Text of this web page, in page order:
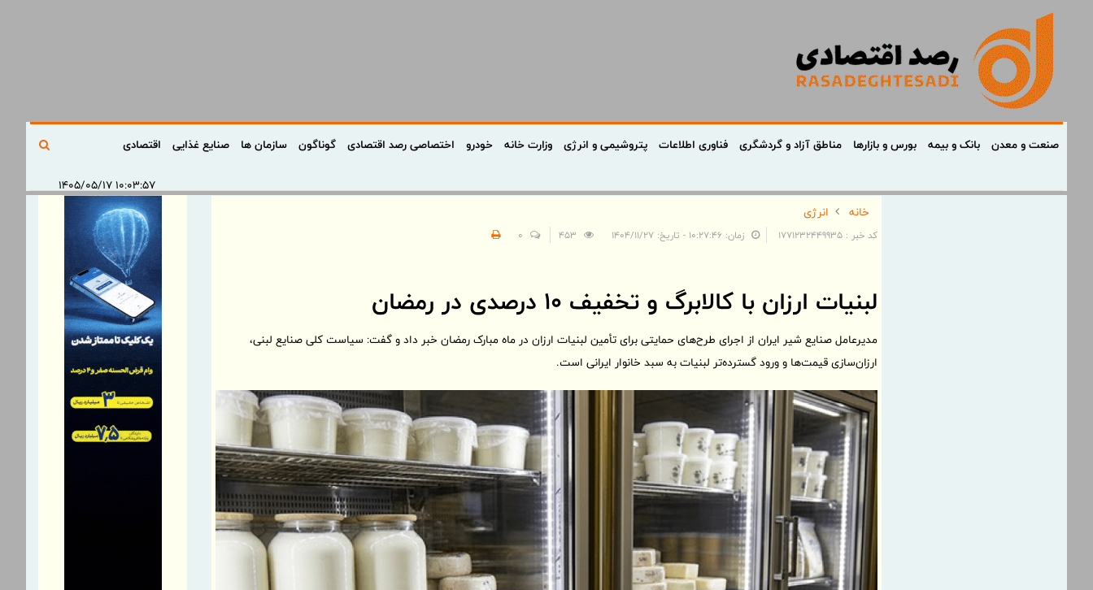
صنعت و معدن بانک و بیمه بورس و بازارها مناطق آزاد و گردشگری فناوری اطلاعات پتروشیمی و انرژی وزارت خانه خودرو اختصاصی رصد اقتصادی گوناگون سازمان ها صنایع غذایی اقتصادی
خانه
انرژی
کد خبر : 1771232449935 زمان: ۱۰:۲۷:۴۶ - تاریخ: ۱۴۰۴/۱۱/۲۷ 0
لبنیات ارزان با کالابرگ و تخفیف ۱۰ درصدی در رمضان
مدیرعامل صنایع شیر ایران از اجرای طرح‌های حمایتی برای تأمین لبنیات ارزان در ماه مبارک رمضان خبر داد و گفت: سیاست کلی صنایع لبنی،
ارزان‌سازی قیمت‌ها و ورود گسترده‌تر لبنیات به سبد خانوار ایرانی است.